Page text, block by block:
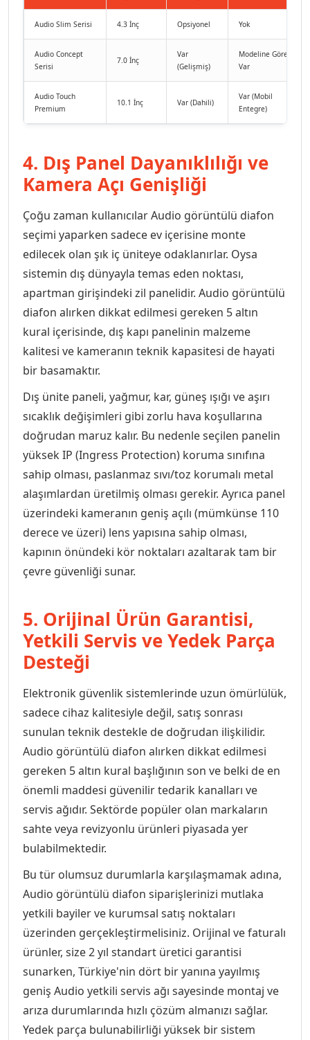
Audio Slim Serisi 4.3 İnç Opsiyonel Yok
Audio Concept
Serisi
7.0 İnç
Var
(Gelişmiş)
Modeline Göre
Var
Audio Touch
Premium
10.1 İnç Var (Dahili)
Var (Mobil
Entegre)
4. Dış Panel Dayanıklılığı ve
Kamera Açı Genişliği
Çoğu zaman kullanıcılar Audio görüntülü diafon
seçimi yaparken sadece ev içerisine monte
edilecek olan şık iç üniteye odaklanırlar. Oysa
sistemin dış dünyayla temas eden noktası,
apartman girişindeki zil panelidir. Audio görüntülü
diafon alırken dikkat edilmesi gereken 5 altın
kural içerisinde, dış kapı panelinin malzeme
kalitesi ve kameranın teknik kapasitesi de hayati
bir basamaktır.
Dış ünite paneli, yağmur, kar, güneş ışığı ve aşırı
sıcaklık değişimleri gibi zorlu hava koşullarına
doğrudan maruz kalır. Bu nedenle seçilen panelin
yüksek IP (Ingress Protection) koruma sınıfına
sahip olması, paslanmaz sıvı/toz korumalı metal
alaşımlardan üretilmiş olması gerekir. Ayrıca panel
üzerindeki kameranın geniş açılı (mümkünse 110
derece ve üzeri) lens yapısına sahip olması,
kapının önündeki kör noktaları azaltarak tam bir
çevre güvenliği sunar.
5. Orijinal Ürün Garantisi,
Yetkili Servis ve Yedek Parça
Desteği
Elektronik güvenlik sistemlerinde uzun ömürlülük,
sadece cihaz kalitesiyle değil, satış sonrası
sunulan teknik destekle de doğrudan ilişkilidir.
Audio görüntülü diafon alırken dikkat edilmesi
gereken 5 altın kural başlığının son ve belki de en
önemli maddesi güvenilir tedarik kanalları ve
servis ağıdır. Sektörde popüler olan markaların
sahte veya revizyonlu ürünleri piyasada yer
bulabilmektedir.
Bu tür olumsuz durumlarla karşılaşmamak adına,
Audio görüntülü diafon siparişlerinizi mutlaka
yetkili bayiler ve kurumsal satış noktaları
üzerinden gerçekleştirmelisiniz. Orijinal ve faturalı
ürünler, size 2 yıl standart üretici garantisi
sunarken, Türkiye'nin dört bir yanına yayılmış
geniş Audio yetkili servis ağı sayesinde montaj ve
arıza durumlarında hızlı çözüm almanızı sağlar.
Yedek parça bulunabilirliği yüksek bir sistem